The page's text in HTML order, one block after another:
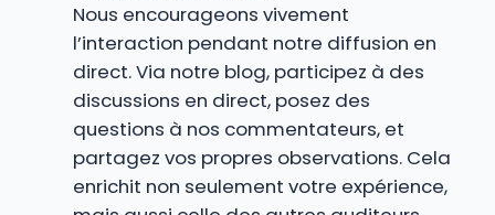
Nous encourageons vivement
l’interaction pendant notre diffusion en
direct. Via notre blog, participez à des
discussions en direct, posez des
questions à nos commentateurs, et
partagez vos propres observations. Cela
enrichit non seulement votre expérience,